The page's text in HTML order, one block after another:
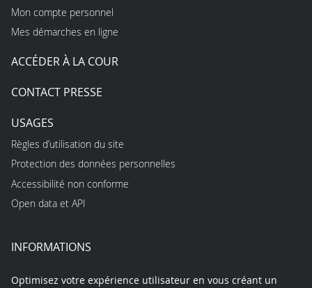
Mon compte personnel
Mes démarches en ligne
ACCÉDER À LA COUR
CONTACT PRESSE
USAGES
Règles d’utilisation du site
Protection des données personnelles
Accessibilité non conforme
Open data et API
INFORMATIONS
Optimisez votre expérience utilisateur en vous créant un